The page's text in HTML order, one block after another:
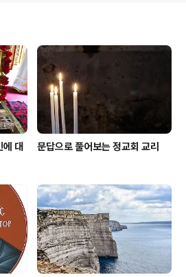
어느 날 성인에게 한
성인은 한 양봉업자
서 꿀을 얻는 일을 하
있음을 알게 되었다. 그
의 라스코바(Laskov..
대
문답으로 풀어보는 정교회 교리